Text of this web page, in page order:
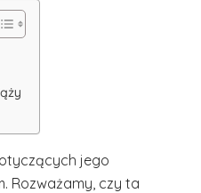
jego
Rozważamy, czy ta